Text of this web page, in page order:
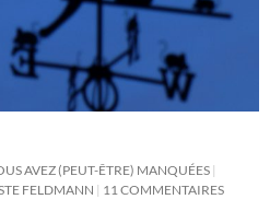
AVEZ (PEUT-ÊTRE) MANQUÉES
FELDMANN 11 COMMENTAIRES